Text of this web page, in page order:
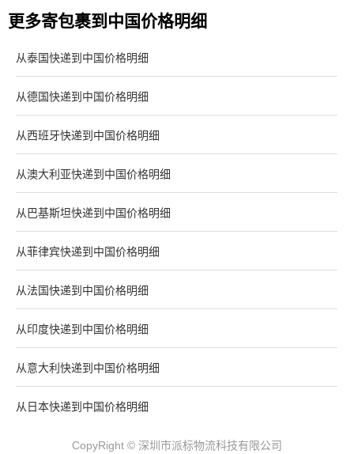
更多寄包裹到中国价格明细
从泰国快递到中国价格明细
从德国快递到中国价格明细
从西班牙快递到中国价格明细
从澳大利亚快递到中国价格明细
从巴基斯坦快递到中国价格明细
从菲律宾快递到中国价格明细
从法国快递到中国价格明细
从印度快递到中国价格明细
从意大利快递到中国价格明细
从日本快递到中国价格明细
CopyRight © 深圳市派标物流科技有限公司